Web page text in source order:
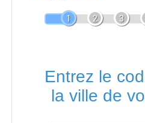
1 2 3
Entrez le
la ville de